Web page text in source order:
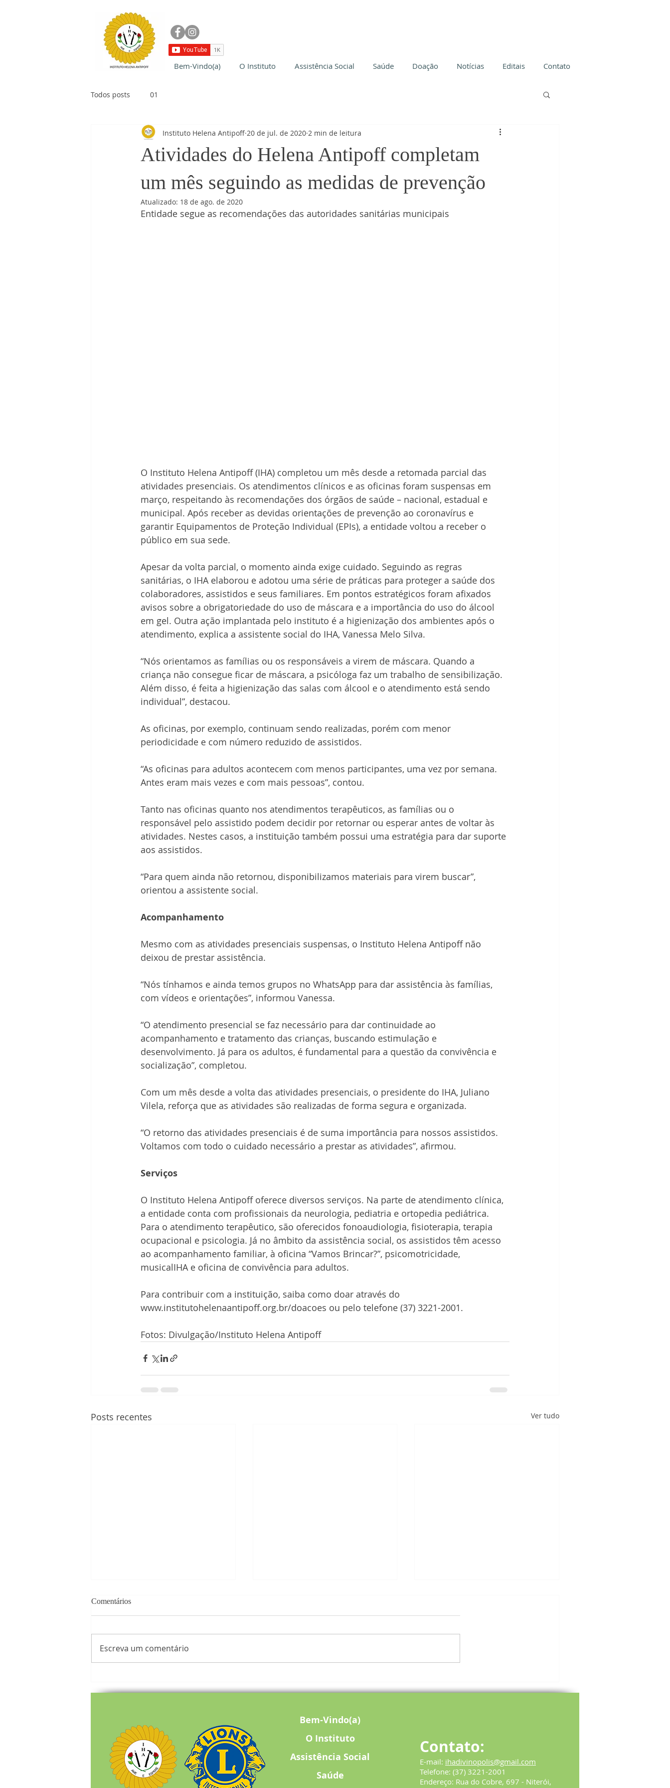
Bem-Vindo(a) O Instituto Assistência Social Saúde Doação Notícias Editais Contato
Todos posts 01
Atividades do Helena Antipoff completam
um mês seguindo as medidas de prevenção
Instituto Helena Antipoff 20 de jul. de 2020 2 min de leitura
Atualizado: 18 de ago. de 2020
Entidade segue as recomendações das autoridades sanitárias municipais
O Instituto Helena Antipoff (IHA) completou um mês desde a retomada parcial das
atividades presenciais. Os atendimentos clínicos e as oficinas foram suspensas em
março, respeitando às recomendações dos órgãos de saúde – nacional, estadual e
municipal. Após receber as devidas orientações de prevenção ao coronavírus e
garantir Equipamentos de Proteção Individual (EPIs), a entidade voltou a receber o
público em sua sede.
Apesar da volta parcial, o momento ainda exige cuidado. Seguindo as regras
sanitárias, o IHA elaborou e adotou uma série de práticas para proteger a saúde dos
colaboradores, assistidos e seus familiares. Em pontos estratégicos foram afixados
avisos sobre a obrigatoriedade do uso de máscara e a importância do uso do álcool
em gel. Outra ação implantada pelo instituto é a higienização dos ambientes após o
atendimento, explica a assistente social do IHA, Vanessa Melo Silva.
“Nós orientamos as famílias ou os responsáveis a virem de máscara. Quando a
criança não consegue ficar de máscara, a psicóloga faz um trabalho de sensibilização.
Além disso, é feita a higienização das salas com álcool e o atendimento está sendo
individual”, destacou.
As oficinas, por exemplo, continuam sendo realizadas, porém com menor
periodicidade e com número reduzido de assistidos.
“As oficinas para adultos acontecem com menos participantes, uma vez por semana.
Antes eram mais vezes e com mais pessoas”, contou.
Tanto nas oficinas quanto nos atendimentos terapêuticos, as famílias ou o
responsável pelo assistido podem decidir por retornar ou esperar antes de voltar às
atividades. Nestes casos, a instituição também possui uma estratégia para dar suporte
aos assistidos.
“Para quem ainda não retornou, disponibilizamos materiais para virem buscar”,
orientou a assistente social.
Acompanhamento
Mesmo com as atividades presenciais suspensas, o Instituto Helena Antipoff não
deixou de prestar assistência.
“Nós tínhamos e ainda temos grupos no WhatsApp para dar assistência às famílias,
com vídeos e orientações”, informou Vanessa.
“O atendimento presencial se faz necessário para dar continuidade ao
acompanhamento e tratamento das crianças, buscando estimulação e
desenvolvimento. Já para os adultos, é fundamental para a questão da convivência e
socialização”, completou.
Com um mês desde a volta das atividades presenciais, o presidente do IHA, Juliano
Vilela, reforça que as atividades são realizadas de forma segura e organizada.
“O retorno das atividades presenciais é de suma importância para nossos assistidos.
Voltamos com todo o cuidado necessário a prestar as atividades”, afirmou.
Serviços
O Instituto Helena Antipoff oferece diversos serviços. Na parte de atendimento clínica,
a entidade conta com profissionais da neurologia, pediatria e ortopedia pediátrica.
Para o atendimento terapêutico, são oferecidos fonoaudiologia, fisioterapia, terapia
ocupacional e psicologia. Já no âmbito da assistência social, os assistidos têm acesso
ao acompanhamento familiar, à oficina “Vamos Brincar?”, psicomotricidade,
musicalIHA e oficina de convivência para adultos.
Para contribuir com a instituição, saiba como doar através do
www.institutohelenaantipoff.org.br/doacoes ou pelo telefone (37) 3221-2001.
Fotos: Divulgação/Instituto Helena Antipoff
Posts recentes Ver tudo
espaço de convivência e
cestas básicas ao Instituto
presidência do Helena Antipoff
Comentários
Escreva um comentário
Bem-Vindo(a)
O Instituto
Assistência Social
Saúde
Contato:
E-mail: ihadivinopolis@gmail.com
Telefone: (37) 3221-2001
Endereço: Rua do Cobre, 697 - Niterói,